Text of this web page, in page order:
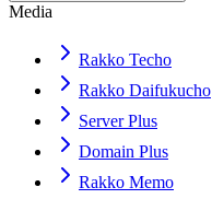
Media
Rakko Techo
Rakko Daifukucho
Server Plus
Domain Plus
Rakko Memo